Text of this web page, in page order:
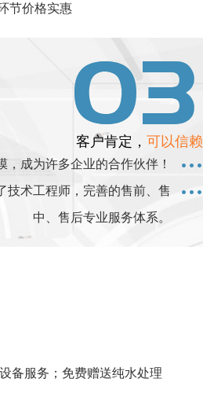
节价格实惠
客户肯定， 可以信赖
，成为许多企业的合作伙伴！
技术工程师，完善的售前、售
中、售后专业服务体系。
备服务；免费赠送纯水处理